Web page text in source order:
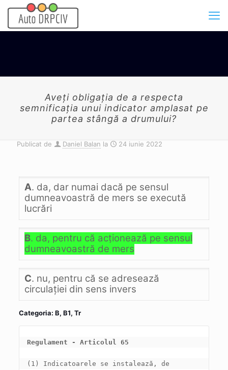
Aveţi obligaţia de a respecta
semnificaţia unui indicator amplasat pe
partea stângă a drumului?
Publicat de Daniel Balan la 24 iunie 2022
A. da, dar numai dacă pe sensul
dumneavoastră de mers se execută
lucrări
B. da, pentru că acţionează pe sensul
dumneavoastră de mers
C. nu, pentru că se adresează
circulaţiei din sens invers
Categoria: B, B1, Tr
Regulament - Articolul 65
(1) Indicatoarele se instalează, de